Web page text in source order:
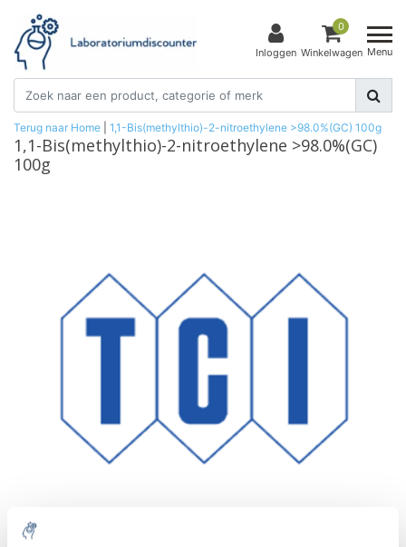
Inloggen
0
Winkelwagen Menu
Terug naar Home 1,1-Bis(methylthio)-2-nitroethylene >98.0%(GC) 100g
1,1-Bis(methylthio)-2-nitroethylene >98.0%(GC)
100g